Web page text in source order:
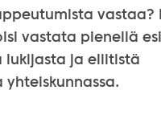
vastaa?
vastata pienellä
lukijasta ja eliitistä
yhteiskunnassa.